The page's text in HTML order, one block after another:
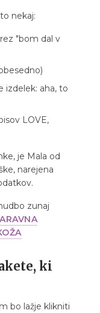
nekaj:
"bom dal v
izdelek: aha, to
LOVE,
je Mala od
narejena
zunaj
ki
bo lažje klikniti